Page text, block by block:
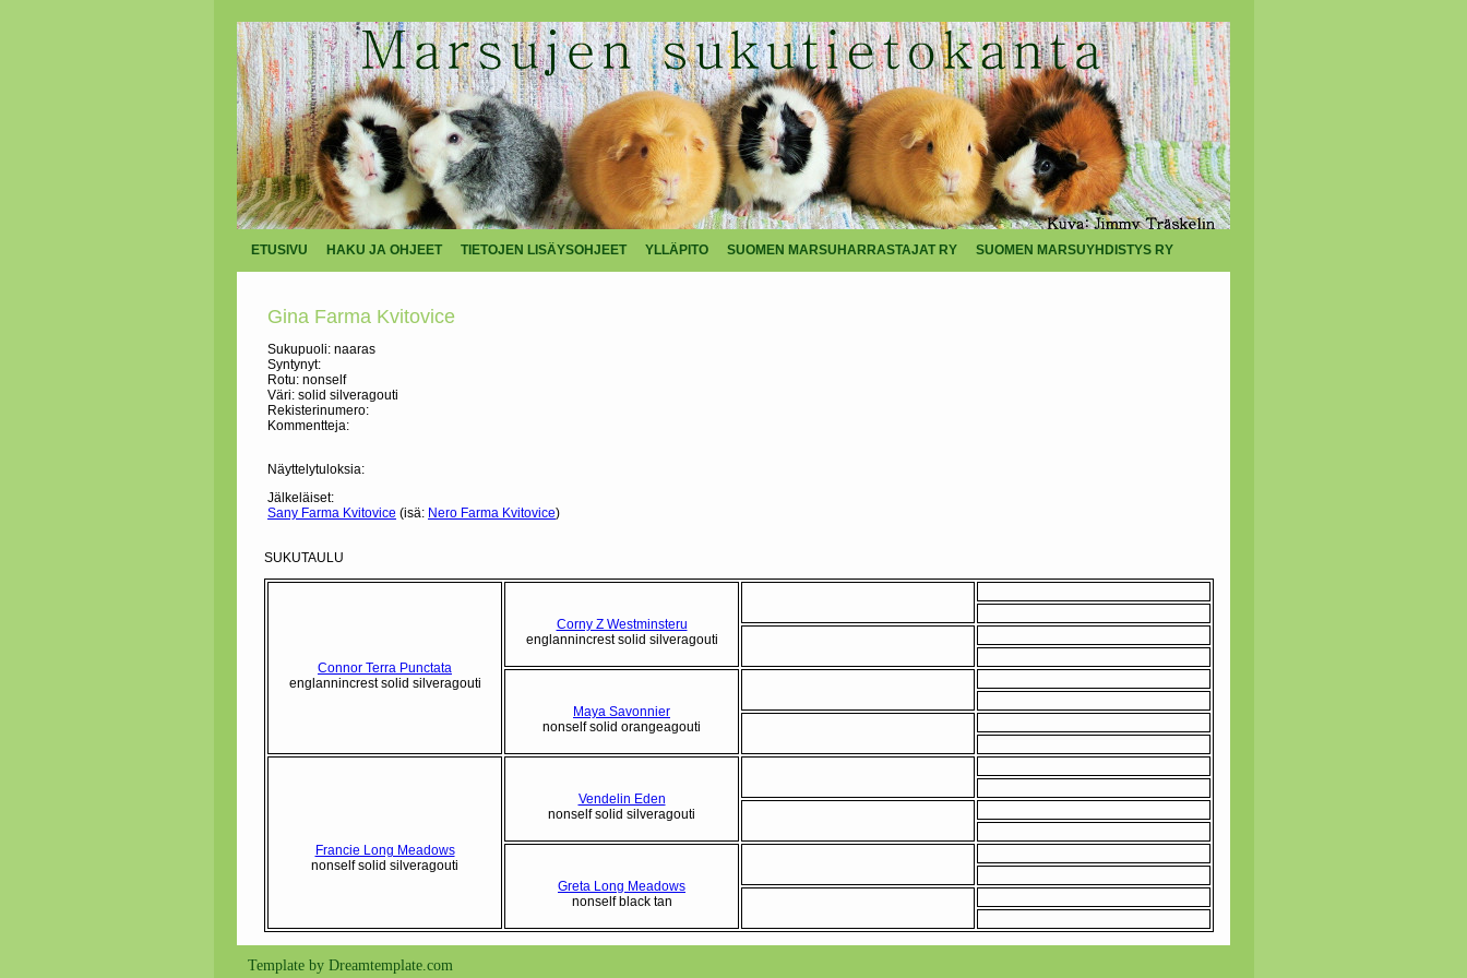
ETUSIVU HAKU JA OHJEET TIETOJEN LISÄYSOHJEET YLLÄPITO SUOMEN MARSUHARRASTAJAT RY SUOMEN MARSUYHDISTYS RY
Gina Farma Kvitovice
Sukupuoli: naaras
Syntynyt:
Rotu: nonself
Väri: solid silveragouti
Rekisterinumero:
Kommentteja:
Näyttelytuloksia:
Jälkeläiset:
Sany Farma Kvitovice (isä: Nero Farma Kvitovice)
SUKUTAULU
Connor Terra Punctata
englannincrest solid silveragouti
Corny Z Westminsteru
englannincrest solid silveragouti
Maya Savonnier
nonself solid orangeagouti
Francie Long Meadows
nonself solid silveragouti
Vendelin Eden
nonself solid silveragouti
Greta Long Meadows
nonself black tan
Template by Dreamtemplate.com